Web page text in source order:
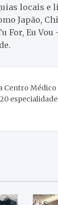
locais e
Japão,
For, Eu Vou
Centro Médico
20